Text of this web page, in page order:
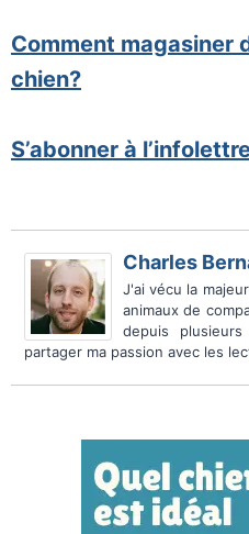
Comment magasiner
chien?
S’abonner à
Charles
J'ai vécu la
animaux de
depuis
partager ma passion avec les